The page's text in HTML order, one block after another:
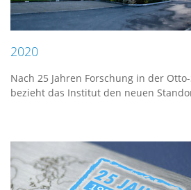
2020
Nach 25 Jahren Forschung in der
bezieht das Institut den neuen